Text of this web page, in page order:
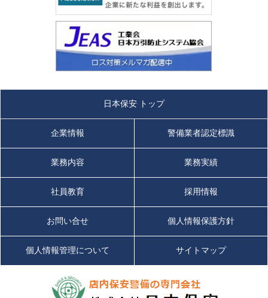
日本保安 トップ
企業情報 警備業者認定標識
業務内容 業務実績
社員教育 採用情報
お問い合せ 個人情報保護方針
個人情報管理について サイトマップ